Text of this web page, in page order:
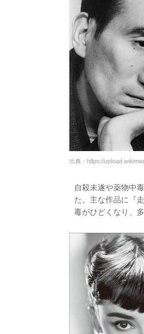
出典： https://
自殺未遂や薬物中
た。主な作品に『
毒がひどくなり、